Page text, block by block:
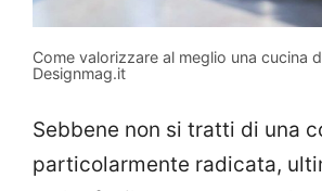
Come valorizzare al meglio una cucina
Designmag.it
Sebbene non si tratti di una
particolarmente radicata,